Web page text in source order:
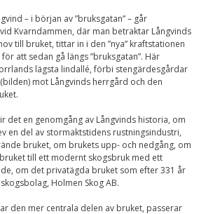
– i början av ”bruksgatan” – går
Kvarndammen, där man betraktar Långvinds
till bruket, tittar in i den ”nya” kraftstationen
att sedan gå längs ”bruksgatan”. Här
lägsta lindallé, förbi stengärdesgårdar
mot Långvinds herrgård och den
det en genomgång av Långvinds historia, om
en del av stormaktstidens rustningsindustri,
bruket, om brukets upp- och nedgång, om
till ett modernt skogsbruk med ett
om det privatägda bruket som efter 331 år
Holmen Skog AB.
den mer centrala delen av bruket, passerar
Marknadsföring
Genom att dela med
dig av dina intressen
och ditt beteende när
du surfar ökar du
chansen att få se
erbjudanden.